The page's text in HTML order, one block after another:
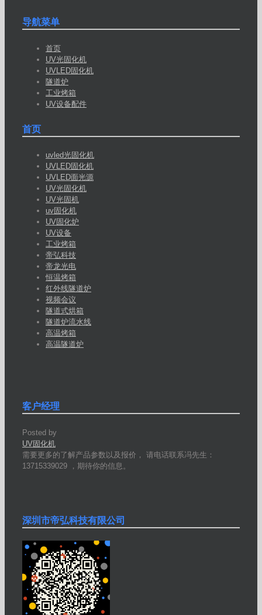
导航菜单
首页
UV光固化机
UVLED固化机
隧道炉
工业烤箱
UV设备配件
首页
uvled光固化机
UVLED固化机
UVLED面光源
UV光固化机
UV光固机
uv固化机
UV固化炉
UV设备
工业烤箱
帝弘科技
帝龙光电
恒温烤箱
红外线隧道炉
视频会议
隧道式烘箱
隧道炉流水线
高温烤箱
高温隧道炉
客户经理
Posted by
UV固化机
需要更多的了解产品参数以及报价， 请电话联系冯先生：
13715339029 ，期待你的信息。
深圳市帝弘科技有限公司